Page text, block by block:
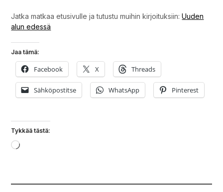
Jatka matkaa etusivulle ja tutustu muihin kirjoituksiin:Uuden
alun edessä
Jaa tämä:
Facebook X Threads
Sähköpostitse WhatsApp Pinterest
Tykkää tästä:
Loading…